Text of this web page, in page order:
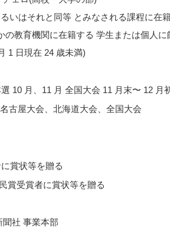
いはそれと同等 とみなされる課程に在
の教育機関に在籍する 学生または個人
1 日現在 24 歳未満)
10 月、11 月 全国大会 11 月末〜 12 月
古屋大会、北海道大会、全国大会
賞状等を贈る
賞受賞者に賞状等を贈る
聞社 事業本部